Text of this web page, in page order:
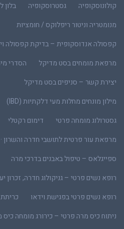
קולונוסקופיה גסטרוסקופיה
בלון
מנומטריה וניטור ריפלוקס / חומציות
קפסולה אנדוסקופית – בדיקת קפסולה
מרפאת מומחים בסט מדיקל
הסדרי
יצירת קשר – סניפים בסט מדיקל
מילון מונחים מחלות מעי דלקתיות (IBD)
גסטרולוג מומחה פרטי
דימום רקטלי
מרפאת עור פרטית לתושבי חדרה והשרון
ספייגלאס – טיפול באבנים בדרכי מרה
רופא נשים פרטי – גניקולוג חדרה, זכרון
רופא נשים פרטי בפגישת וידאו
ניתוח כיס מרה פרטי – כירורג מומחה כיס